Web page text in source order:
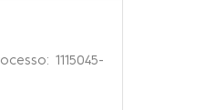
1115045-